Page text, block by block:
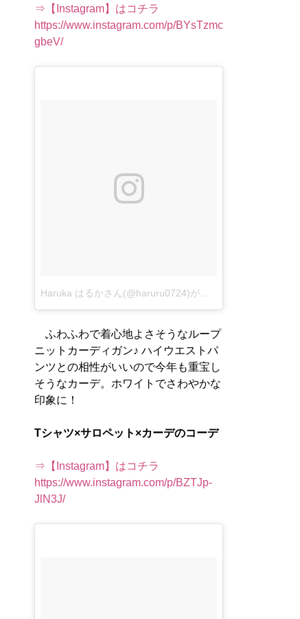
⇒【Instagram】はコチラ
https://www.instagram.com/p/BYsTzmc
gbeV/
ふわふわで着心地よさそうなループ
ニットカーディガン♪ ハイウエストパ
ンツとの相性がいいので今年も重宝し
そうなカーデ。ホワイトでさわやかな
印象に！
Tシャツ×サロペット×カーデのコーデ
⇒【Instagram】はコチラ
https://www.instagram.com/p/BZTJp-
JlN3J/